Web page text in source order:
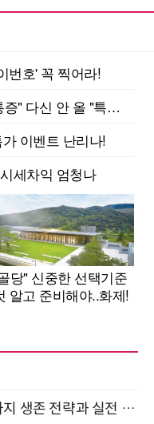
AI × Design : UX디자이너의 5가지 생존 전략과 실전 대응 8월 28일 개최